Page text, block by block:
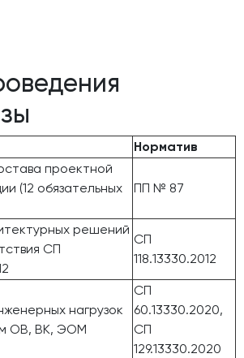
Норматив
проектной
(12 обязательных
ПП № 87
решений
СП
СП
118.13330.2012
нагрузок
ОВ, ВК, ЭОМ
СП
60.13330.2020,
СП
129.13330.2020